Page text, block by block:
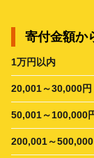
寄付金額か
1万円以内
20,001～30,000円
50,001～100,000
200,001～500,000